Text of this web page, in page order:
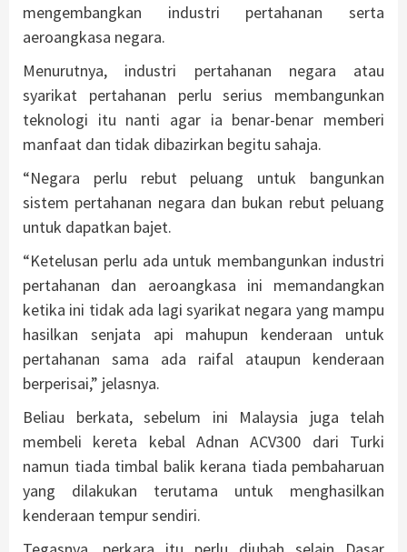
mengembangkan industri pertahanan serta
aeroangkasa negara.
Menurutnya, industri pertahanan negara atau
syarikat pertahanan perlu serius membangunkan
teknologi itu nanti agar ia benar-benar memberi
manfaat dan tidak dibazirkan begitu sahaja.
“Negara perlu rebut peluang untuk bangunkan
sistem pertahanan negara dan bukan rebut peluang
untuk dapatkan bajet.
“Ketelusan perlu ada untuk membangunkan industri
pertahanan dan aeroangkasa ini memandangkan
ketika ini tidak ada lagi syarikat negara yang mampu
hasilkan senjata api mahupun kenderaan untuk
pertahanan sama ada raifal ataupun kenderaan
berperisai,” jelasnya.
Beliau berkata, sebelum ini Malaysia juga telah
membeli kereta kebal Adnan ACV300 dari Turki
namun tiada timbal balik kerana tiada pembaharuan
yang dilakukan terutama untuk menghasilkan
kenderaan tempur sendiri.